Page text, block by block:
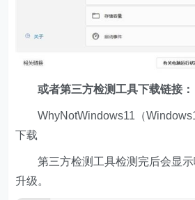
或者第三方检测工具下载链接：
WhyNotWindows11（
下载
第三方检测工具检测完后会显示
升级。